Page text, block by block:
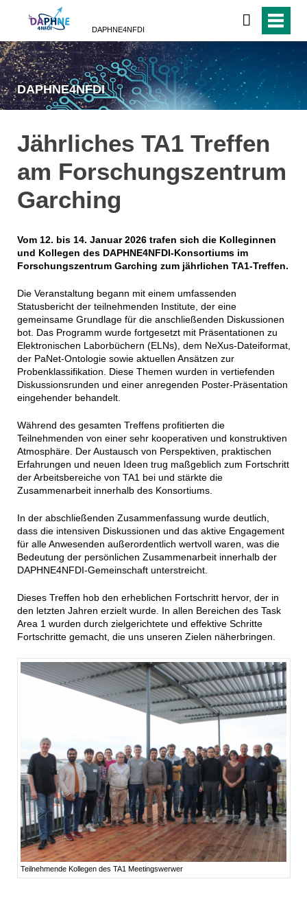
DAPHNE4NFDI
DAPHNE4NFDI
Jährliches TA1 Treffen
am Forschungszentrum
Garching
Vom 12. bis 14. Januar 2026 trafen sich die Kolleginnen
und Kollegen des DAPHNE4NFDI-Konsortiums im
Forschungszentrum Garching zum jährlichen TA1-Treffen.
Die Veranstaltung begann mit einem umfassenden
Statusbericht der teilnehmenden Institute, der eine
gemeinsame Grundlage für die anschließenden Diskussionen
bot. Das Programm wurde fortgesetzt mit Präsentationen zu
Elektronischen Laborbüchern (ELNs), dem NeXus-Dateiformat,
der PaNet-Ontologie sowie aktuellen Ansätzen zur
Probenklassifikation. Diese Themen wurden in vertiefenden
Diskussionsrunden und einer anregenden Poster-Präsentation
eingehender behandelt.
Während des gesamten Treffens profitierten die
Teilnehmenden von einer sehr kooperativen und konstruktiven
Atmosphäre. Der Austausch von Perspektiven, praktischen
Erfahrungen und neuen Ideen trug maßgeblich zum Fortschritt
der Arbeitsbereiche von TA1 bei und stärkte die
Zusammenarbeit innerhalb des Konsortiums.
In der abschließenden Zusammenfassung wurde deutlich,
dass die intensiven Diskussionen und das aktive Engagement
für alle Anwesenden außerordentlich wertvoll waren, was die
Bedeutung der persönlichen Zusammenarbeit innerhalb der
DAPHNE4NFDI-Gemeinschaft unterstreicht.
Dieses Treffen hob den erheblichen Fortschritt hervor, der in
den letzten Jahren erzielt wurde. In allen Bereichen des Task
Area 1 wurden durch zielgerichtete und effektive Schritte
Fortschritte gemacht, die uns unseren Zielen näherbringen.
Teilnehmende Kollegen des TA1 Meetingswerwer